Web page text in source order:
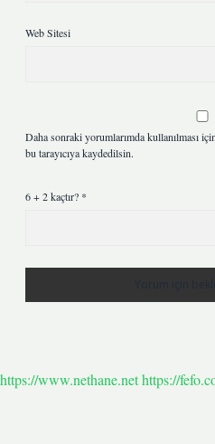
Web Sitesi
Daha sonraki yorumlarımda kullanılması
bu tarayıcıya kaydedilsin.
6 + 2 kaçtır? *
https://www.nethane.nethttps://